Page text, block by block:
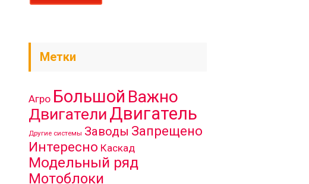
Метки
Агро Большой Важно
ДвигателиДвигатель
Другие системы Заводы Запрещено
Интересно Каскад
Модельный ряд
Мотоблоки